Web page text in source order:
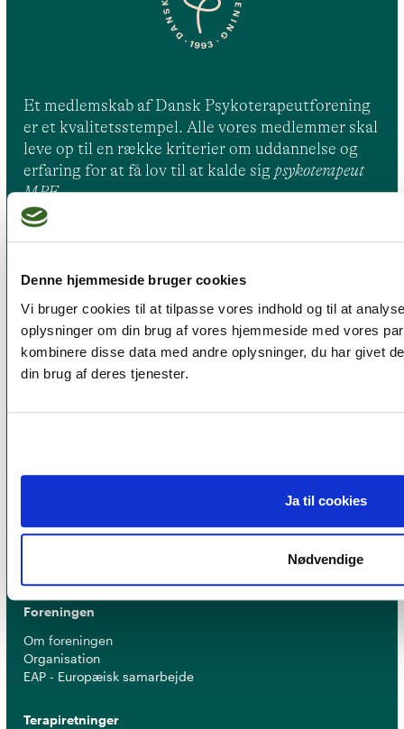
Denne hjemmeside bruger cookies
Vi bruger cookies til at tilpasse vores indhold og til at
oplysninger om din brug af vores hjemmeside med vores
kombinere disse data med andre oplysninger, du har givet
din brug af deres tjenester.
Ja til cookies
Nødvendige
Et medlemskab af Dansk Psykoterapeutforening
er et kvalitetsstempel. Alle vores medlemmer skal
leve op til en række kriterier om uddannelse og
erfaring for at få lov til at kalde sig psykoterapeut
MPF
Hvad betyder titlen 'psykoterapeut MPF' ?
Ofte stillede spørgsmål
Psykoterapeuter nær dig
Kurser
Foreningen
Om foreningen
Organisation
EAP - Europæisk samarbejde
Terapiretninger